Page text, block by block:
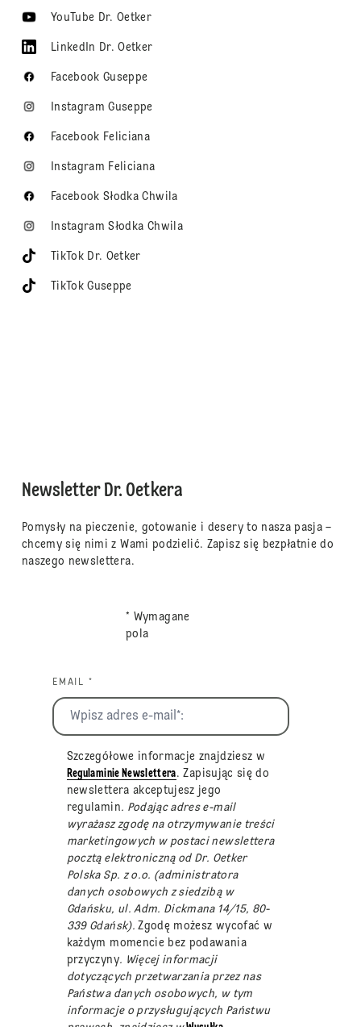
YouTube Dr. Oetker
LinkedIn Dr. Oetker
Facebook Guseppe
Instagram Guseppe
Facebook Feliciana
Instagram Feliciana
Facebook Słodka Chwila
Instagram Słodka Chwila
TikTok Dr. Oetker
TikTok Guseppe
Newsletter Dr. Oetkera
Pomysły na pieczenie, gotowanie i desery to nasza pasja –
chcemy się nimi z Wami podzielić. Zapisz się bezpłatnie do
naszego newslettera.
* Wymagane
pola
EMAIL *
Szczegółowe informacje znajdziesz w
Regulaminie Newslettera. Zapisując się do
newslettera akceptujesz jego
regulamin. Podając adres e-mail
wyrażasz zgodę na otrzymywanie treści
marketingowych w postaci newslettera
pocztą elektroniczną od Dr. Oetker
Polska Sp. z o.o. (administratora
danych osobowych z siedzibą w
Gdańsku, ul. Adm. Dickmana 14/15, 80-
339 Gdańsk).Zgodę możesz wycofać w
każdym momencie bez podawania
przyczyny. Więcej informacji
dotyczących przetwarzania przez nas
Państwa danych osobowych, w tym
informacje o przysługujących Państwu